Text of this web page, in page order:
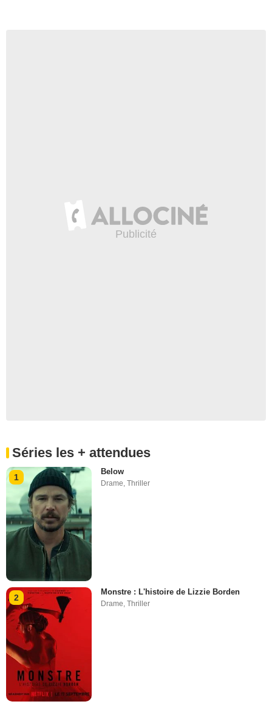
Séries les + attendues
1
Below
Drame ,Thriller
2
Monstre : L'histoire de Lizzie Borden
Drame,Thriller